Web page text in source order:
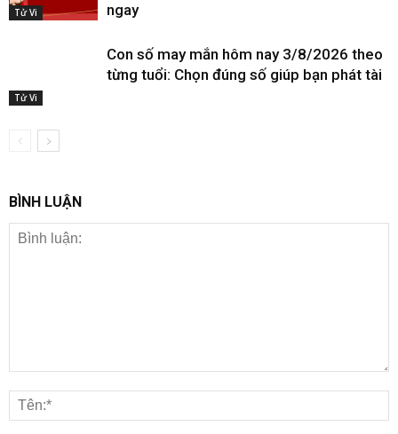
Tử Vi
ngay
Tử Vi
Con số may mắn hôm nay 3/8/2026 theo
từng tuổi: Chọn đúng số giúp bạn phát tài
BÌNH LUẬN